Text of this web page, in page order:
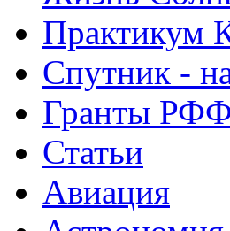
Практикум
Спутник -
Гранты
Статьи
Авиация